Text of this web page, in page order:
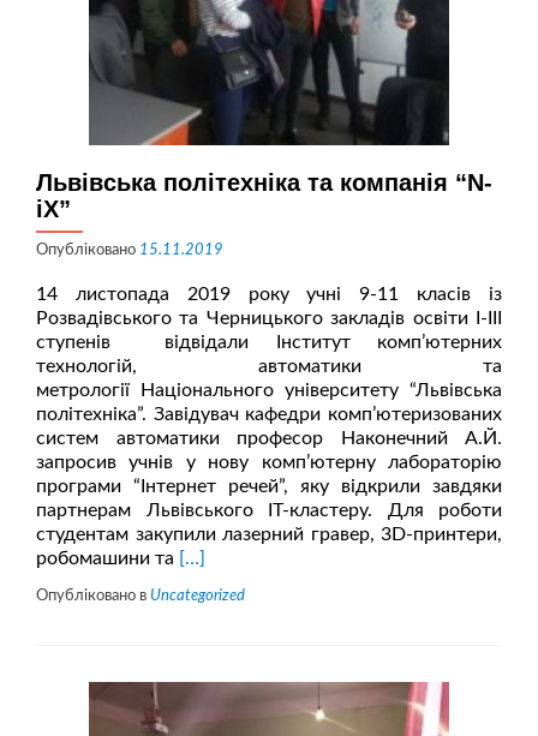
Львівська політехніка та компанія “N-
iX”
Опубліковано 15.11.2019
14 листопада 2019 року учні 9-11 класів із
Розвадівського та Черницького закладів освіти І-ІІІ
ступенів відвідали Інститут комп’ютерних
технологій, автоматики та
метрології Національного університету “Львівська
політехніка”. Завідувач кафедри комп’ютеризованих
систем автоматики професор Наконечний А.Й.
запросив учнів у нову комп’ютерну лабораторію
програми “Інтернет речей”, яку відкрили завдяки
партнерам Львівського ІТ-кластеру. Для роботи
студентам закупили лазерний гравер, 3D-принтери,
робомашини та Читати
проЛьвівська
iX”
[…]
Опубліковано в Uncategorized